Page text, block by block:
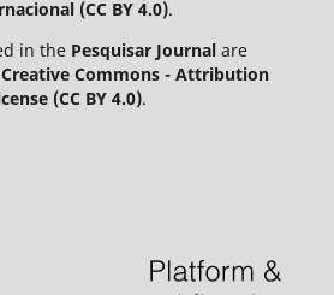
(CC BY 4.0).
in the Pesquisar Journalare
Creative Commons - Attribution
(CC BY 4.0).